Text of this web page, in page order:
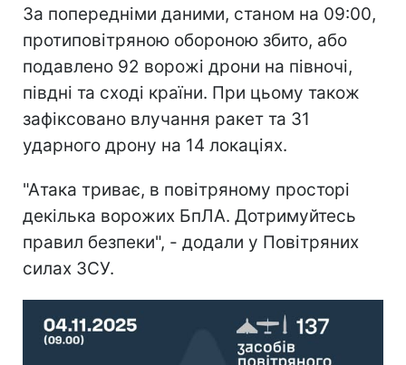
За попередніми даними, станом на 09:00,
протиповітряною обороною збито, або
подавлено 92 ворожі дрони на півночі,
півдні та сході країни. При цьому також
зафіксовано влучання ракет та 31
ударного дрону на 14 локаціях.
"Атака триває, в повітряному просторі
декілька ворожих БпЛА. Дотримуйтесь
правил безпеки", - додали у Повітряних
силах ЗСУ.